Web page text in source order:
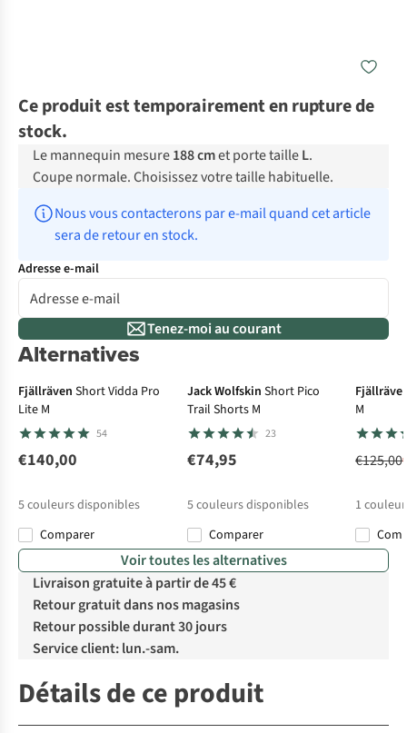
Ce produit est temporairement en rupture de
stock.
Le mannequin mesure188 cmet porte tailleL.
Coupe normale. Choisissez votre taille habituelle.
Nous vous contacterons par e-mail quand cet article
sera de retour en stock.
Adresse e-mail
Tenez-moi au courant
Alternatives
Fjällräven Short Vidda Pro
Lite M
54
€140,00
5couleurs disponibles
Comparer
Jack Wolfskin Short Pico
Trail Shorts M
23
€74,95
5couleurs disponibles
Comparer
M
€125,00
1
Voir toutes les alternatives
Livraison gratuite à partir de 45 €
Retour gratuit dans nos magasins
Retour possible durant 30 jours
Service client: lun.-sam.
Détails de ce produit